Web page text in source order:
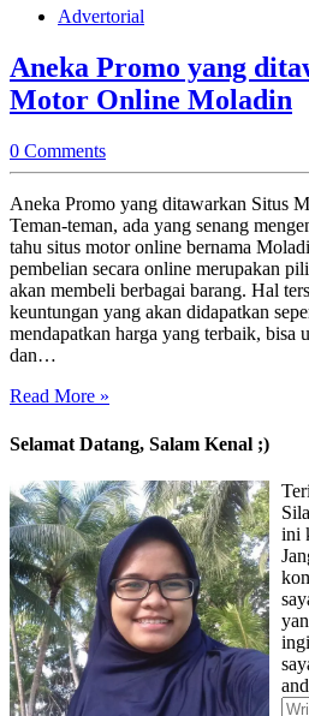
Advertorial
Aneka Promo yang
Motor Online Moladin
0 Comments
Aneka Promo yang ditawarkan Situs
Teman-teman, ada yang senang
tahu situs motor online bernama
pembelian secara online merupakan
akan membeli berbagai barang. Hal
keuntungan yang akan didapatkan
mendapatkan harga yang terbaik, bisa
dan…
Read More »
Selamat Datang, Salam Kenal ;)
ini